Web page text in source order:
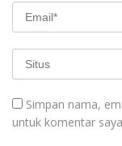
Simpan nama,
untuk komentar